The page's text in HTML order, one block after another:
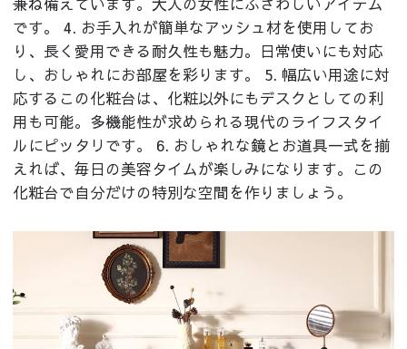
です。 4. お手入れが簡単なアッシュ材を使用してお
り、長く愛用できる耐久性も魅力。日常使いにも対応
し、おしゃれにお部屋を彩ります。 5. 幅広い用途に対
応するこの化粧台は、化粧以外にもデスクとしての利
用も可能。多機能性が求められる現代のライフスタイ
ルにピッタリです。 6. おしゃれな鏡とお道具一式を揃
えれば、毎日の美容タイムが楽しみになります。この
化粧台で自分だけの特別な空間を作りましょう。